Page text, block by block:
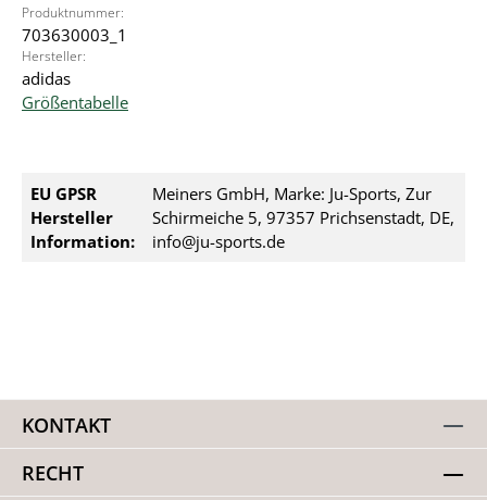
Produktnummer:
703630003_1
Hersteller:
adidas
Größentabelle
EU GPSR
Hersteller
Information:
Meiners GmbH, Marke: Ju-Sports, Zur
Schirmeiche 5, 97357 Prichsenstadt, DE,
info@ju-sports.de
KONTAKT
RECHT